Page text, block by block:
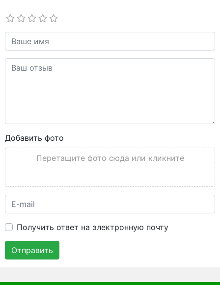
Добавить фото
Перетащите фото сюда или кликните
Получить ответ на электронную почту
Отправить